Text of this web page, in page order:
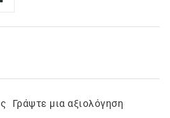
Γράψτε μια αξιολόγηση